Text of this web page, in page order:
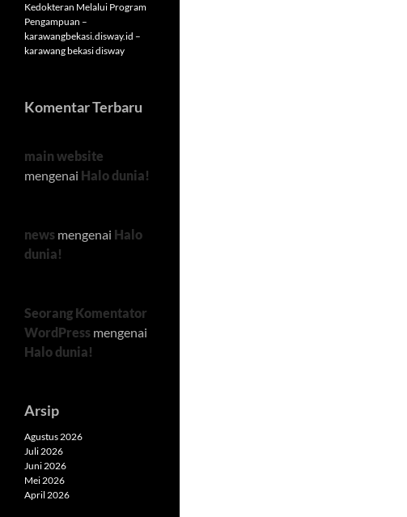
Kedokteran Melalui Program
Pengampuan –
karawangbekasi.disway.id –
karawang bekasi disway
Komentar Terbaru
main website
mengenai Halo dunia!
news mengenai Halo
dunia!
Seorang Komentator
WordPress mengenai
Halo dunia!
Arsip
Agustus 2026
Juli 2026
Juni 2026
Mei 2026
April 2026